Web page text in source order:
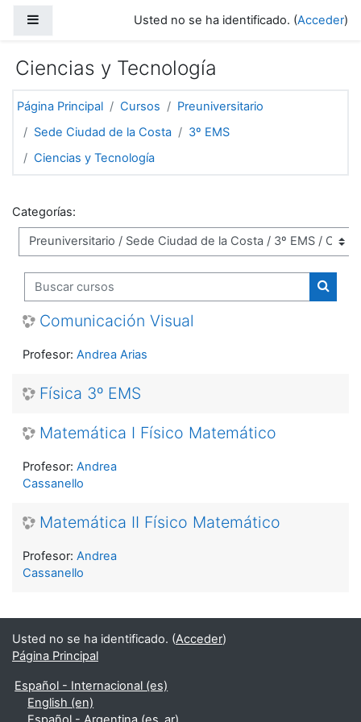
Usted no se ha identificado. (Acceder)
Ciencias y Tecnología
Página Principal Cursos
Preuniversitario
Sede Ciudad de la Costa
3º EMS
Ciencias y Tecnología
Categorías:
Buscar cursos
Comunicación Visual
Profesor: Andrea Arias
Física 3º EMS
Matemática I Físico Matemático
Profesor: Andrea
Cassanello
Matemática II Físico Matemático
Profesor: Andrea
Cassanello
Usted no se ha identificado. (Acceder)
Página Principal
Español - Internacional ‎(es)‎
English ‎(en)‎